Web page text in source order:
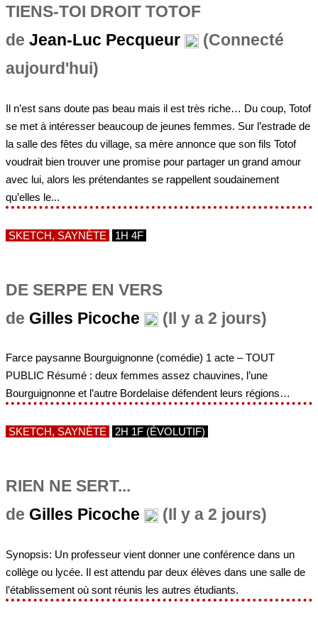
TIENS-TOI DROIT TOTOF
de Jean-Luc Pecqueur
(Connecté
aujourd'hui)
Il n’est sans doute pas beau mais il est très riche… Du coup, Totof
se met à intéresser beaucoup de jeunes femmes. Sur l’estrade de
la salle des fêtes du village, sa mère annonce que son fils Totof
voudrait bien trouver une promise pour partager un grand amour
avec lui, alors les prétendantes se rappellent soudainement
qu’elles le...
SKETCH, SAYNÈTE 1H 4F
DE SERPE EN VERS
de Gilles Picoche (Il y a 2 jours)
Farce paysanne Bourguignonne (comédie) 1 acte – TOUT
PUBLIC Résumé : deux femmes assez chauvines, l’une
Bourguignonne et l’autre Bordelaise défendent leurs régions…
SKETCH, SAYNÈTE 2H 1F (ÉVOLUTIF)
RIEN NE SERT...
de Gilles Picoche (Il y a 2 jours)
Synopsis: Un professeur vient donner une conférence dans un
collège ou lycée. Il est attendu par deux élèves dans une salle de
l’établissement où sont réunis les autres étudiants.